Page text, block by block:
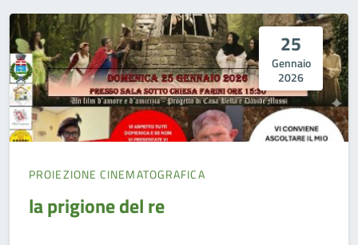
25
Gennaio
2026
PROIEZIONE CINEMATOGRAFICA
la prigione del re